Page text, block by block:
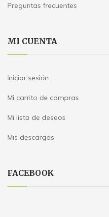
Preguntas frecuentes
MI CUENTA
Iniciar sesión
Mi carrito de compras
Mi lista de deseos
Mis descargas
FACEBOOK